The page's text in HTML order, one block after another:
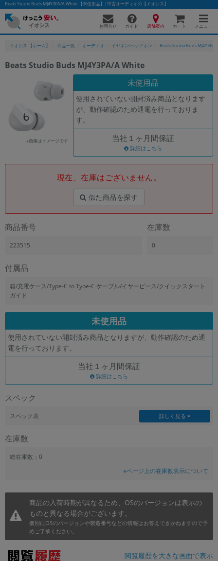
Beats Studio Buds MJ4Y3PA/A White 【未使用品】|中古オーディオの【イオシス】
お問合せ ガイド 店舗案内 カート メニュー
イオシス 【ホーム】 商品一覧 オーディオ イヤホン/ヘッドホン Beats Studio Buds MJ4Y3PA/
Beats Studio Buds MJ4Y3PA/A White
※画像はイメージです
未使用品
使用されていない開封済み商品となります
が、動作確認のため通電を行っておりま
す。
当社１ヶ月間保証
詳細はこちら
現在、在庫はございません。
似た商品を探す
商品番号
223515
在庫数
0
付属品
箱/充電ケース/Type-C to Type-C ケーブル/イヤーピース/クイックスタート
ガイド
未使用品
使用されていない開封済み商品となりますが、動作確認のため通
電を行っております。
当社１ヶ月間保証
詳細はこちら
スペック
スペック表 詳しく見る
在庫数
総在庫数：0
※ページ上の在庫数表示について
商品の入荷時期が異なるため、OSのバージョンは表示の
ものと異なる場合がございます。
個別にOSのバージョンや製造番号などの情報はお答えできかねますので予
めご了承ください。
閲覧履歴を大きな画面で表示
かんたんパソコン検索に切り替える
フリーワード
除外ワード
カテゴリー
商品ジャンルの絞り込み
「スマートフォン」「タブレット」など
製造、販売メーカーの絞り込み
機能・特徴
商品の搭載機能による絞り込み
「5G対応」「防水」「ワンセグ」など
ランク
商品状態の絞り込み
「新品」「未使用」「中古」など
OS
モニタサイズ
~
価格